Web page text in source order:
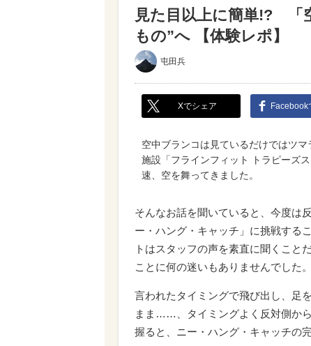
見た目以上に簡単!? 「
もの”へ 【体験レポ】
屯田兵
Xでシェア Facebook
空中ブランコは見ているだけではツ
施設「フラインフィット トラピーズ
速、空を舞ってきました。
そんなお話を聞いていると、今度は
ー・ハング・キャッチ」に挑戦す
トはスタッフの声を素直に聞くこと
ことに何の迷いもありませんでした。
言われたタイミングで飛び出し、足
まま……、タイミングよく反対側か
握ると、ニー・ハング・キャッチの完